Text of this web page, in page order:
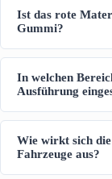
Ist das rote
Gummi?
In welchen
Ausführung
Wie wirkt sich
Fahrzeuge aus?